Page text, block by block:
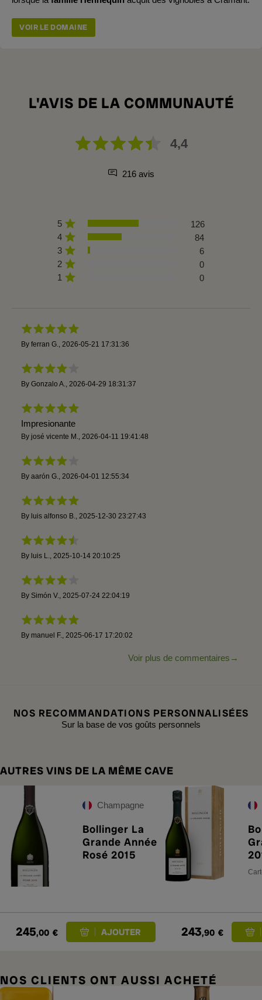
VOIR LE DOMAINE
L'AVIS DE LA COMMUNAUTÉ
4,4
216 avis
5
126
4
84
3
6
2
0
1
0
By ferran G. 2026-05-21 17:31:36
By Gonzalo A. 2026-04-29 18:31:37
Impresionante
By josé vicente M. 2026-04-11 19:41:48
By aarón G. 2026-04-01 12:55:34
By luis alfonso B. 2025-12-30 23:27:43
By luis L. 2025-10-14 20:10:25
By Simón V. 2025-07-24 22:04:19
By manuel F. 2025-06-17 17:20:02
Voir plus de commentaires
NOS RECOMMANDATIONS PERSONNALISÉES
Sur la base de vos goûts personnels
AUTRES VINS DE LA MÊME CAVE
Champagne
Bollinger La
Grande Année
Rosé 2015
245,00 € 243,90 €
NOS CLIENTS ONT AUSSI ACHETÉ